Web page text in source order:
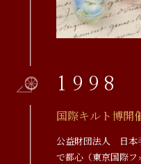
1998
国際キルト博開
公益財団法人 日本
で都心（東京国際